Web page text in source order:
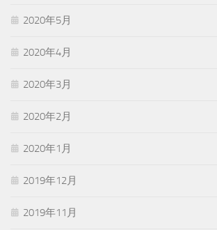
2020年5月
2020年4月
2020年3月
2020年2月
2020年1月
2019年12月
2019年11月